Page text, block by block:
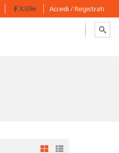
Accedi / Registrati